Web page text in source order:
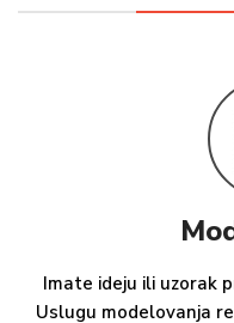
Imate ideju ili uzorak
Uslugu modelovanja